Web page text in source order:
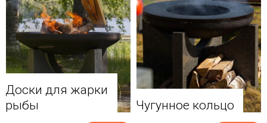
Доски для жарки
рыбы
Чугунное кольцо